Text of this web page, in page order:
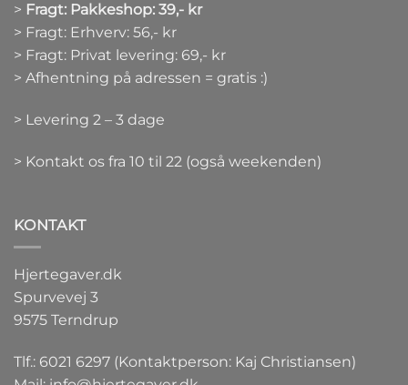
> Fragt: Pakkeshop: 39,- kr
> Fragt: Erhverv: 56,- kr
> Fragt: Privat levering: 69,- kr
> Afhentning på adressen = gratis :)
> Levering 2 – 3 dage
> Kontakt os fra 10 til 22 (også weekenden)
KONTAKT
Hjertegaver.dk
Spurvevej 3
9575 Terndrup
Tlf.: 6021 6297 (Kontaktperson: Kaj Christiansen)